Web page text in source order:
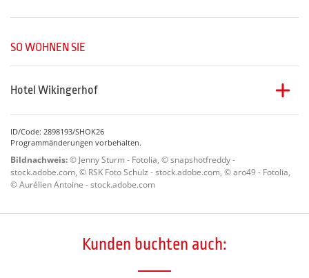
SO WOHNEN SIE
Hotel Wikingerhof
Schleswig entfernt. Die gemütlich eingerichteten Zimmer
sind mit DU/WC, Föhn, TV und Tel. ausgestattet. Das Hotel
verfügt über Restaurant, Bar, Biergarten, Garten mit Teich
und Lift.
ID/Code: 2898193/SHOK26
Programmänderungen vorbehalten.
Bildnachweis:© Jenny Sturm - Fotolia, © snapshotfreddy -
stock.adobe.com, © RSK Foto Schulz - stock.adobe.com, © aro49 - Fotolia,
© Aurélien Antoine - stock.adobe.com
Kunden buchten auch: